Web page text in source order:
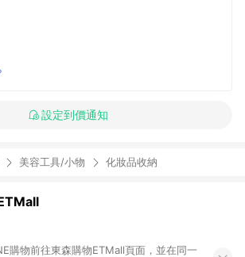
設定到價通知
美容工具/小物 化妝品收納
購物前往東森購物ETMall頁面，並在同一